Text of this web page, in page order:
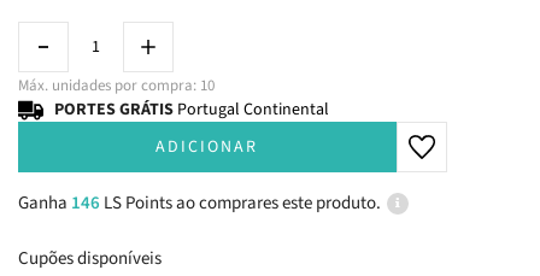
Máx. unidades por compra: 10
PORTES GRÁTIS Portugal Continental
ADICIONAR
Ganha 146 LS Points ao comprares este produto.
Cupões disponíveis